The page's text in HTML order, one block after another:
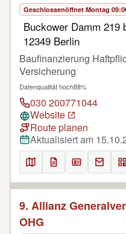
Geschlossenöffnet Montag
Buckower Damm 219
12349 Berlin
Baufinanzierung
Versicherung
Datenqualität hoch88%
030 200771044
Website
Route planen
Aktualisiert am
9. Allianz
OHG